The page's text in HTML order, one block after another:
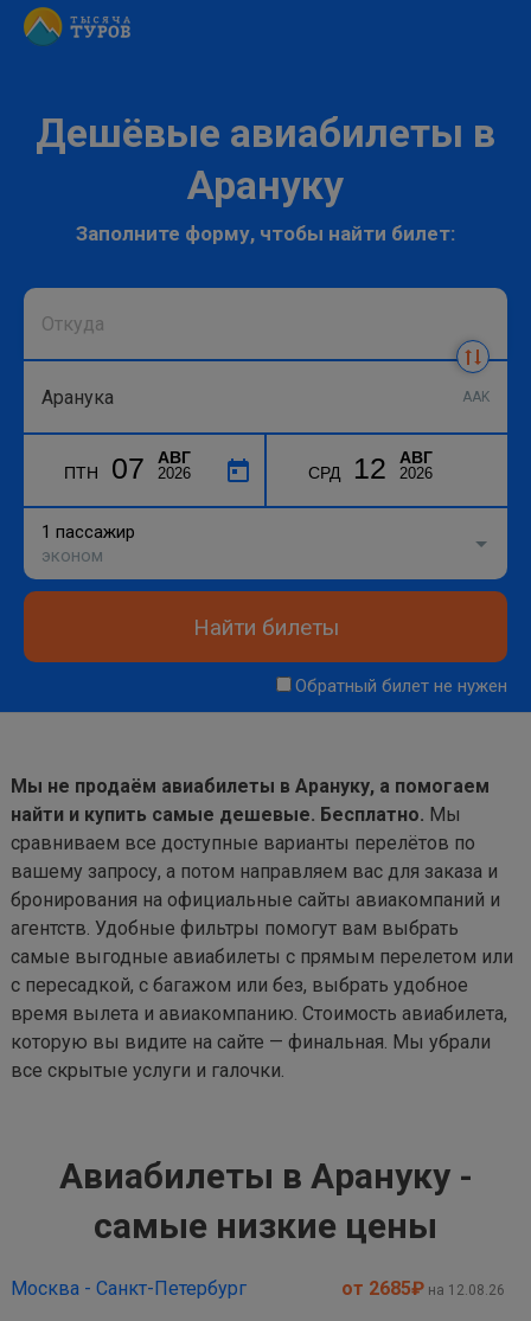
Дешёвые авиабилеты в
Арануку
Заполните форму, чтобы найти билет:
AAK
ПТН 07 АВГ
2026 СРД 12 АВГ
2026
1 пассажир
эконом
Найти билеты
Обратный билет не нужен
Мы не продаём авиабилеты в Арануку, а помогаем
найти и купить самые дешевые. Бесплатно. Мы
сравниваем все доступные варианты перелётов по
вашему запросу, а потом направляем вас для заказа и
бронирования на официальные сайты авиакомпаний и
агентств. Удобные фильтры помогут вам выбрать
самые выгодные авиабилеты с прямым перелетом или
с пересадкой, с багажом или без, выбрать удобное
время вылета и авиакомпанию. Стоимость авиабилета,
которую вы видите на сайте — финальная. Мы убрали
все скрытые услуги и галочки.
Авиабилеты в Арануку -
самые низкие цены
Москва - Санкт-Петербург от 2685₽ на 12.08.26